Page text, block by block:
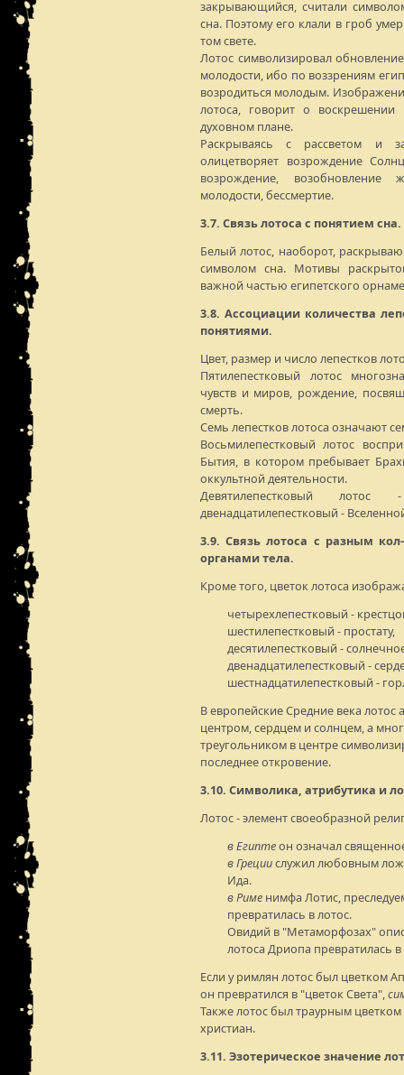
закрывающийся, считали
сна. Поэтому его клали в гроб
том свете.
Лотос символизировал
молодости, ибо по воззрениям
возродиться молодым.
лотоса, говорит о
духовном плане.
Раскрываясь с рассветом и
олицетворяет возрождение
возрождение, возобновление
молодости, бессмертие.
3.7. Связь лотоса с понятием сна.
Белый лотос, наоборот,
символом сна. Мотивы
важной частью египетского
3.8. Ассоциации количества
понятиями.
Цвет, размер и число лепестков
Пятилепестковый лотос
чувств и миров, рождение,
смерть.
Семь лепестков лотоса означают
Восьмилепестковый лотос
Бытия, в котором пребывает
оккультной деятельности.
Девятилепестковый
двенадцатилепестковый -
3.9. Связь лотоса с разным
органами тела.
Кроме того, цветок лотоса
четырехлепестковый -
шестилепестковый - простату,
десятилепестковый -
двенадцатилепестковый -
шестнадцатилепестковый -
В европейские Средние века лотос
центром, сердцем и солнцем, а
треугольником в центре
последнее откровение.
3.10. Символика, атрибутика и
Лотос - элемент своеобразной
в Египтеон означал
в Грециислужил любовным
Ида.
в Рименимфа Лотис,
превратилась в лотос.
Овидий в "Метаморфозах"
лотоса Дриопа превратилась
Если у римлян лотос был цветком
он превратился в "цветок Света",
Также лотос был траурным
христиан.
3.11. Эзотерическое значение